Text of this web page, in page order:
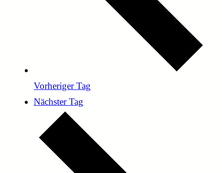
Vorheriger Tag
Nächster Tag